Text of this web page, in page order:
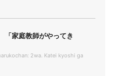
家庭教師がやってき
2wa. Katei kyoshi ga